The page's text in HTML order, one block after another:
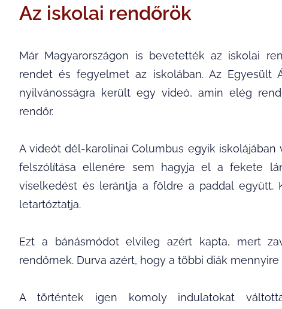
Az iskolai rendőrök
Már Magyarországon is bevetették az iskolai
rendet és fegyelmet az iskolában. Az
nyilvánosságra került egy videó, amin elég
rendőr.
A videót dél-karolinai Columbus egyik
felszólítása ellenére sem hagyja el a fekete
viselkedést és lerántja a földre a paddal együtt.
letartóztatja.
Ezt a bánásmódot elvileg azért kapta, mert
rendőrnek. Durva azért, hogy a többi diák
A történtek igen komoly indulatokat